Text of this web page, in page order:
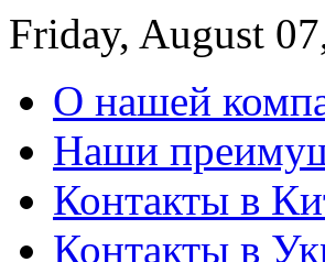
Friday, August
О нашей
Наши
Контакты в
Контакты в